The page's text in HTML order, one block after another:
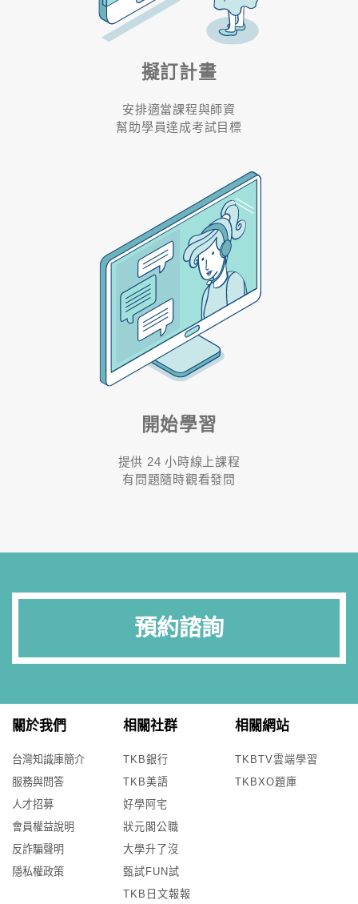
擬訂計畫
安排適當課程與師資
幫助學員達成考試目標
開始學習
提供 24 小時線上課程
有問題隨時觀看發問
預約諮詢
關於我們
台灣知識庫簡介
服務與問答
人才招募
會員權益說明
反詐騙聲明
隱私權政策
相關社群
TKB銀行
TKB美語
好學阿宅
狀元閣公職
大學升了沒
甄試FUN試
TKB日文報報
相關網站
TKBTV雲端學習
TKBXO題庫